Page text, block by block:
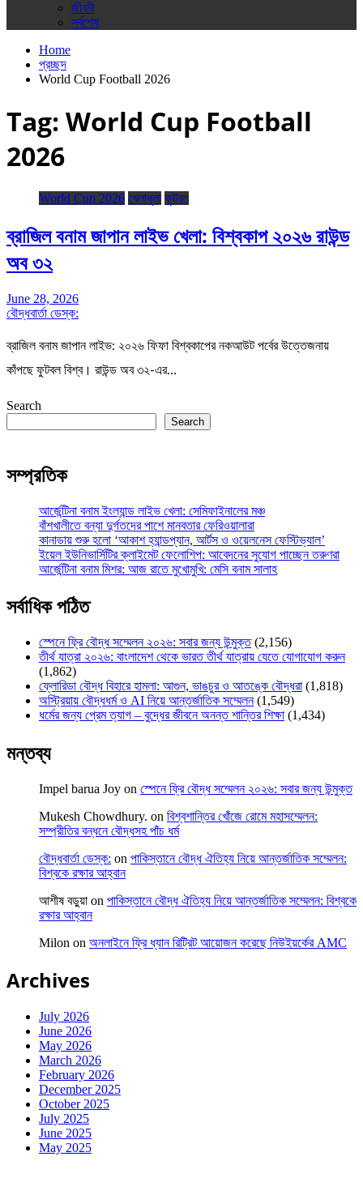
জীবনী
সর্বশেষ
Home
প্রচ্ছদ
World Cup Football 2026
Tag: World Cup Football
2026
World Cup 2026 খেলাধুলা ফুটবল
ব্রাজিল বনাম জাপান লাইভ খেলা: বিশ্বকাপ ২০২৬ রাউন্ড
অব ৩২
June 28, 2026
বৌদ্ধবার্তা ডেস্ক:
ব্রাজিল বনাম জাপান লাইভ: ২০২৬ ফিফা বিশ্বকাপের নকআউট পর্বের উত্তেজনায়
কাঁপছে ফুটবল বিশ্ব। রাউন্ড অব ৩২-এর…
Search
Search
সম্প্রতিক
আর্জেন্টিনা বনাম ইংল্যান্ড লাইভ খেলা: সেমিফাইনালের মঞ্চ
বাঁশখালীতে বন্যা দুর্গতদের পাশে মানবতার ফেরিওয়ালারা
কানাডায় শুরু হলো ‘আকাশ হ্যান্ডপ্যান, আর্টস ও ওয়েলনেস ফেস্টিভ্যাল’
ইয়েল ইউনিভার্সিটির ক্লাইমেট ফেলোশিপ: আবেদনের সুযোগ পাচ্ছেন তরুণরা
আর্জেন্টিনা বনাম মিশর: আজ রাতে মুখোমুখি: মেসি বনাম সালাহ
সর্বাধিক পঠিত
স্পেনে ফ্রি বৌদ্ধ সম্মেলন ২০২৬: সবার জন্য উন্মুক্ত (2,156)
তীর্থ যাত্রা ২০২৬: বাংলাদেশ থেকে ভারত তীর্থ যাত্রায় যেতে যোগাযোগ করুন
(1,862)
ফ্লোরিডা বৌদ্ধ বিহারে হামলা: আগুন, ভাঙচুর ও আতঙ্কে বৌদ্ধরা (1,818)
অস্ট্রিয়ায় বৌদ্ধধর্ম ও AI নিয়ে আন্তর্জাতিক সম্মেলন (1,549)
ধর্মের জন্য প্রেম ত্যাগ – বুদ্ধের জীবনে অনন্ত শান্তির শিক্ষা (1,434)
মন্তব্য
Impel barua Joy on স্পেনে ফ্রি বৌদ্ধ সম্মেলন ২০২৬: সবার জন্য উন্মুক্ত
Mukesh Chowdhury. on বিশ্বশান্তির খোঁজে রোমে মহাসম্মেলন:
সম্প্রীতির বন্ধনে বৌদ্ধসহ পাঁচ ধর্ম
বৌদ্ধবার্তা ডেস্ক: on পাকিস্তানে বৌদ্ধ ঐতিহ্য নিয়ে আন্তর্জাতিক সম্মেলন:
বিশ্বকে রক্ষার আহ্বান
আশীষ বড়ুয়া on পাকিস্তানে বৌদ্ধ ঐতিহ্য নিয়ে আন্তর্জাতিক সম্মেলন: বিশ্বকে
রক্ষার আহ্বান
Milon on অনলাইনে ফ্রি ধ্যান রিট্রিট আয়োজন করেছে নিউইয়র্কের AMC
Archives
July 2026
June 2026
May 2026
March 2026
February 2026
December 2025
October 2025
July 2025
June 2025
May 2025